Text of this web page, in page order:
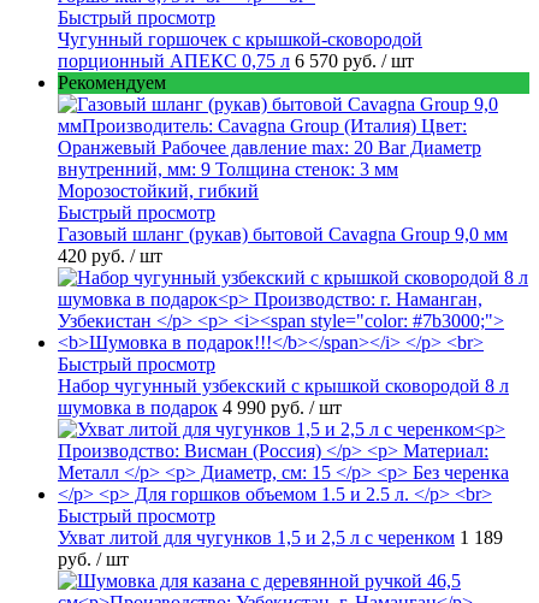
Быстрый просмотр
Чугунный горшочек с крышкой-сковородой
порционный АПЕКС 0,75 л 6 570 руб. / шт
Рекомендуем
Быстрый просмотр
Газовый шланг (рукав) бытовой Cavagna Group 9,0 мм
420 руб. / шт
Быстрый просмотр
Набор чугунный узбекский с крышкой сковородой 8 л
шумовка в подарок 4 990 руб. / шт
Быстрый просмотр
Ухват литой для чугунков 1,5 и 2,5 л с черенком 1 189
руб. / шт